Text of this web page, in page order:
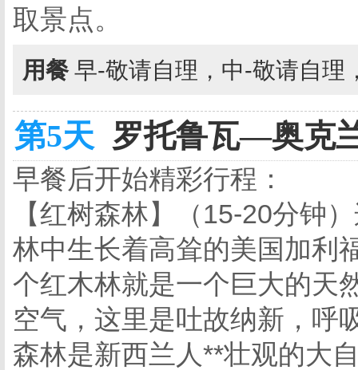
取景点。
用餐 早-敬请自理，中-敬请自理
第5天 罗托鲁瓦—奥克
早餐后开始精彩行程：
【红树森林】（15-20分钟
林中生长着高耸的美国加利
个红木林就是一个巨大的天
空气，这里是吐故纳新，呼
森林是新西兰人**壮观的大